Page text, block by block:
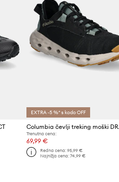
EXTRA -5 %* s kodo OFF
Trenutna cena:
69,99 €
Redna cena: 95,99 €
Najnižja cena: 74,99 €